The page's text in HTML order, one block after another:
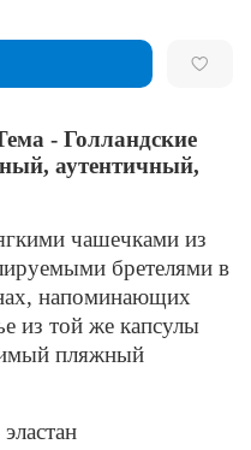
- Голландские
аутентичный,
чашечками из
бретелями в
напоминающих
из той же капсулы
пляжный